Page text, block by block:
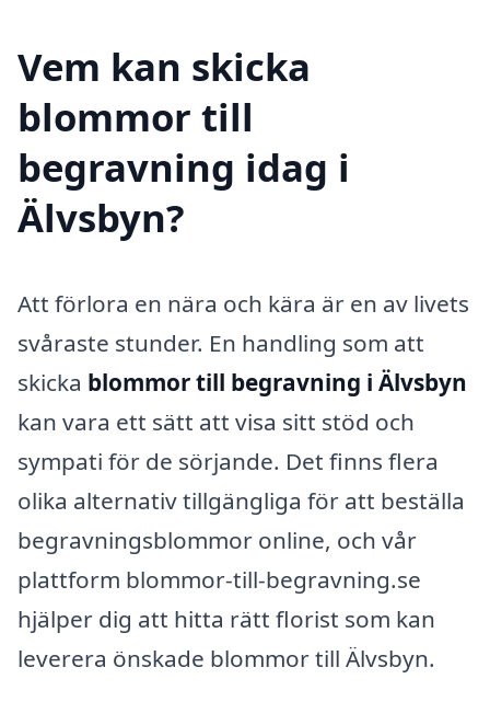
Vem kan skicka
blommor till
begravning idag i
Älvsbyn?
Att förlora en nära och kära är en av livets
svåraste stunder. En handling som att
skicka blommor till begravning i Älvsbyn
kan vara ett sätt att visa sitt stöd och
sympati för de sörjande. Det finns flera
olika alternativ tillgängliga för att beställa
begravningsblommor online, och vår
plattform blommor-till-begravning.se
hjälper dig att hitta rätt florist som kan
leverera önskade blommor till Älvsbyn.